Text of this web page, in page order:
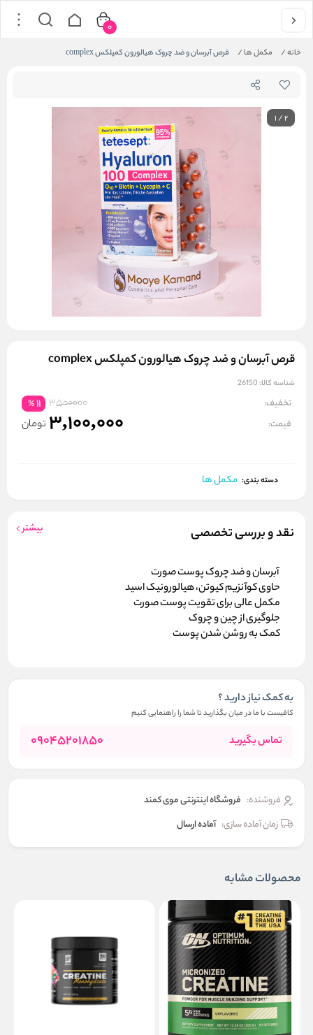
خانه/ مکمل ها/ قرص آبرسان و ضد چروک هیالورون کمپلکس complex
0
1/2
قرص آبرسان و ضد چروک هیالورون کمپلکس complex
شناسه کالا: 26150
تخفیف: 3500000
11
%
قیمت: 3,100,000 تومان
دسته بندی: مکمل ها
نقد و بررسی تخصصی بیشتر
آبرسان و ضد چروک پوست صورت
حاوی کوآنزیم کیوتن، هیالورونیک اسید
مکمل عالی برای تقویت پوست صورت
جلوگیری از چین و چروک
کمک به روشن شدن پوست
به کمک نیاز دارید ؟
کافیست با ما در میان بگذارید تا شما را راهنمایی کنیم
تماس بگیرید 09045201850
فروشنده: فروشگاه اینترنتی موی کمند
زمان آماده سازی: آماده ارسال
محصولات مشابه